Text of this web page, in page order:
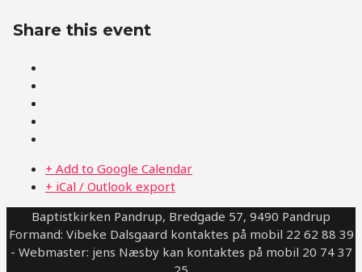
Share this event
+ Add to Google Calendar
+ iCal / Outlook export
Baptistkirken Pandrup, Bredgade 57, 9490 Pandrup
Formand: Vibeke Dalsgaard kontaktes på mobil 22 62 88 39
- Webmaster: jens Næsby kan kontaktes på mobil 20 74 37